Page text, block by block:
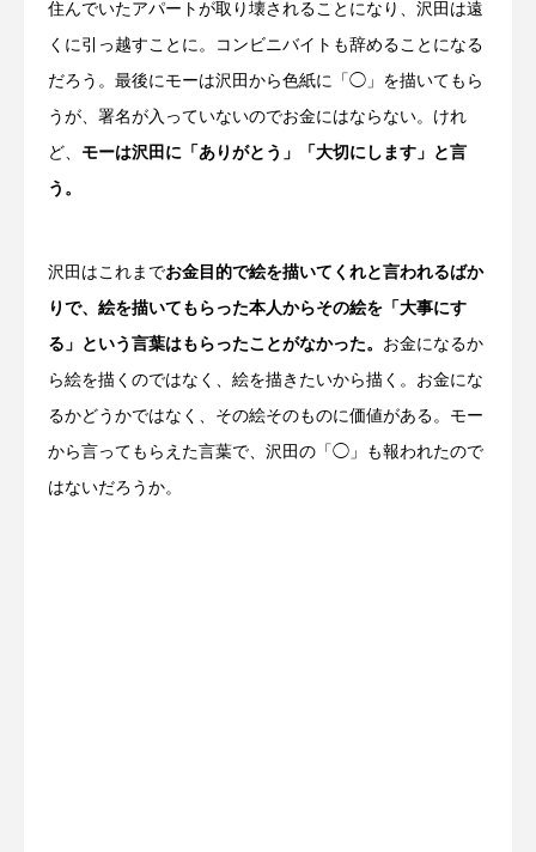
住んでいたアパートが取り壊されることになり、沢田は遠
くに引っ越すことに。コンビニバイトも辞めることになる
だろう。最後にモーは沢田から色紙に「◯」を描いてもら
うが、署名が入っていないのでお金にはならない。けれ
ど、 モーは沢田に「ありがとう」「大切にします」と言
う。
沢田はこれまでお金目的で絵を描いてくれと言われるばか
りで、絵を描いてもらった本人からその絵を「大事にす
る」という言葉はもらったことがなかった。 お金になるか
ら絵を描くのではなく、絵を描きたいから描く。お金にな
るかどうかではなく、その絵そのものに価値がある。モー
から言ってもらえた言葉で、沢田の「◯」も報われたので
はないだろうか。